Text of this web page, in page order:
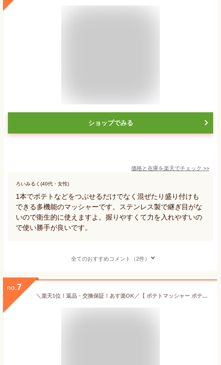
ショップでみる
価格と在庫を楽天でチェック >>
ろいみるく(40代・女性)
1本でポテトなどをつぶせるだけでなく混ぜたり盛り付けも
できる多機能のマッシャーです。ステンレス製で継ぎ目がな
いので衛生的に使えますよ。握りやすくて力を入れやすいの
で使い勝手が良いです。
全てのおすすめコメント（2件）
no. 7
＼楽天1位！返品・交換保証！あす楽OK／【 ポテトマッシャー ポテト マッシャー ラスポテト ロングポテト モンブラン 糸こんにゃく ポテトチョッパー ポテトライサー ジャガイモつぶし器 みじん切り ステンレス 絞り器 食品 フルーツ 野菜 手動ジューサー 】